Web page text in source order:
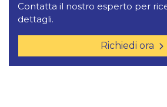
Contatta il nostro esperto per
dettagli.
Richiedi ora